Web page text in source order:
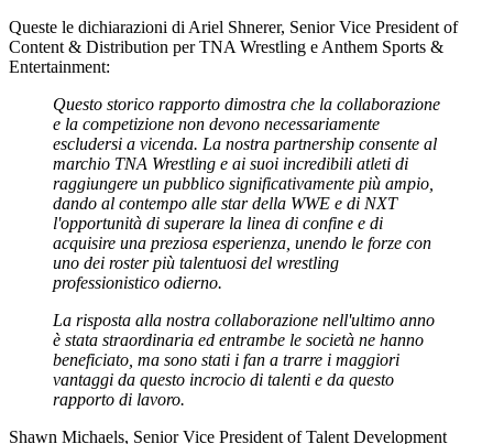
Queste le dichiarazioni di Ariel Shnerer, Senior Vice President of
Content & Distribution per TNA Wrestling e Anthem Sports &
Entertainment:
Questo storico rapporto dimostra che la collaborazione
e la competizione non devono necessariamente
escludersi a vicenda. La nostra partnership consente al
marchio TNA Wrestling e ai suoi incredibili atleti di
raggiungere un pubblico significativamente più ampio,
dando al contempo alle star della WWE e di NXT
l'opportunità di superare la linea di confine e di
acquisire una preziosa esperienza, unendo le forze con
uno dei roster più talentuosi del wrestling
professionistico odierno.
La risposta alla nostra collaborazione nell'ultimo anno
è stata straordinaria ed entrambe le società ne hanno
beneficiato, ma sono stati i fan a trarre i maggiori
vantaggi da questo incrocio di talenti e da questo
rapporto di lavoro.
Shawn Michaels, Senior Vice President of Talent Development